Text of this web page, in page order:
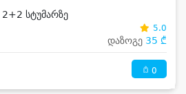
2+2 სტუმარზე
5.0
დაზოგე 35 ₾
0